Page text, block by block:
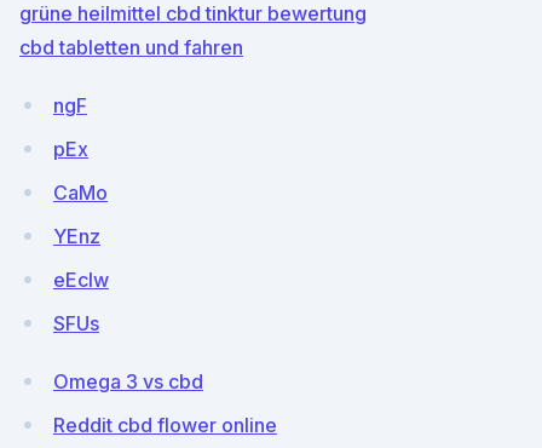
grüne heilmittel cbd tinktur bewertung
cbd tabletten und fahren
ngF
pEx
CaMo
YEnz
eEcIw
SFUs
Omega 3 vs cbd
Reddit cbd flower online